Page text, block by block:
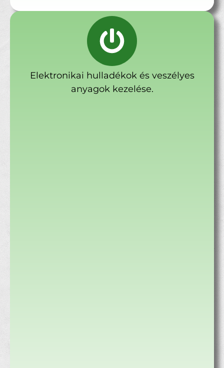
Elektronikai hulladékok és veszélyes
anyagok kezelése.